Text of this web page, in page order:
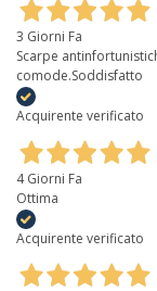
3 Giorni Fa
Scarpe
comode.Soddisfatto
Acquirente verificato
4 Giorni Fa
Ottima
Acquirente verificato